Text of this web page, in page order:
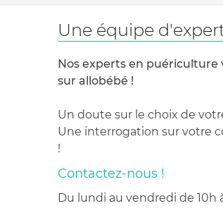
Une équipe
Nos experts en
sur allobébé !
Un doute sur le choix de
Une interrogation sur votre
!
Contactez-nous !
du lundi au vendredi de 10h